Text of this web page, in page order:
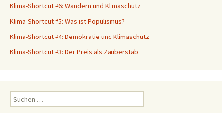
Klima-Shortcut #6: Wandern und Klimaschutz
Klima-Shortcut #5: Was ist Populismus?
Klima-Shortcut #4: Demokratie und Klimaschutz
Klima-Shortcut #3: Der Preis als Zauberstab
u